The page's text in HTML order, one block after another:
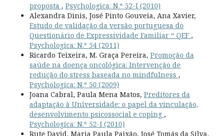
proposta , Psychologica: N.º 52-I (2010)
Alexandra Dinis, José Pinto Gouveia, Ana Xavier,
Estudo de validação da versão portuguesa do
Questionário de Expressividade Familiar “ QEF ,
Psychologica: N.º 54 (2011)
Ricardo Teixeira, M. Graça Pereira, Promoção da
saúde na doença oncológica: Intervenção de
redução do stress baseada no mindfulness ,
Psychologica: N.º 50 (2009)
Joana Cabral, Paula Mena Matos, Preditores da
adaptação à Universidade: o papel da vinculação,
desenvolvimento psicossocial e coping ,
Psychologica: N.º 52-I (2010)
Rute David, Maria Paula Paixão, José Tomás da Silva,